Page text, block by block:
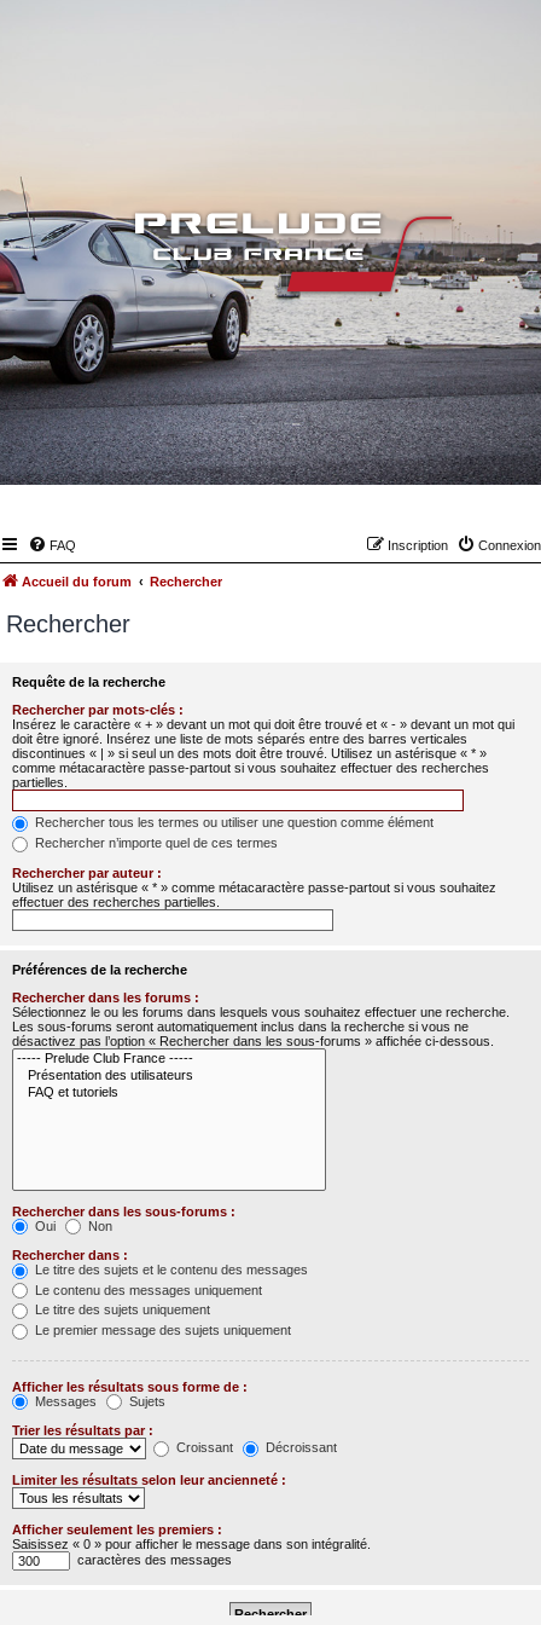
FAQ Connexion
Inscription
Accueil du forum Rechercher
Rechercher
Requête de la recherche
Rechercher par mots-clés :
Insérez le caractère « + » devant un mot qui doit être trouvé et « - » devant un mot qui
doit être ignoré. Insérez une liste de mots séparés entre des barres verticales
discontinues « | » si seul un des mots doit être trouvé. Utilisez un astérisque « * »
comme métacaractère passe-partout si vous souhaitez effectuer des recherches
partielles.
Rechercher tous les termes ou utiliser une question comme élément
Rechercher n’importe quel de ces termes
Rechercher par auteur :
Utilisez un astérisque « * » comme métacaractère passe-partout si vous souhaitez
effectuer des recherches partielles.
Préférences de la recherche
Rechercher dans les forums :
Sélectionnez le ou les forums dans lesquels vous souhaitez effectuer une recherche.
Les sous-forums seront automatiquement inclus dans la recherche si vous ne
désactivez pas l’option « Rechercher dans les sous-forums » affichée ci-dessous.
Rechercher dans les sous-forums :
Oui
Non
Rechercher dans :
Le titre des sujets et le contenu des messages
Le contenu des messages uniquement
Le titre des sujets uniquement
Le premier message des sujets uniquement
Afficher les résultats sous forme de :
Messages
Sujets
Trier les résultats par :
Croissant
Décroissant
Limiter les résultats selon leur ancienneté :
Afficher seulement les premiers :
Saisissez « 0 » pour afficher le message dans son intégralité.
caractères des messages